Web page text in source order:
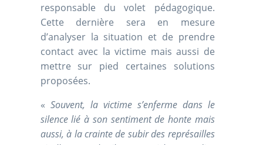
responsable du volet pédagogique.
Cette dernière sera en mesure
d’analyser la situation et de prendre
contact avec la victime mais aussi de
mettre sur pied certaines solutions
proposées.
« Souvent, la victime s’enferme dans le
silence lié à son sentiment de honte mais
aussi, à la crainte de subir des représailles